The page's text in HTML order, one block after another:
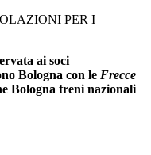
PER I
ai soci
Bologna con le Frecce
Bologna treni nazionali